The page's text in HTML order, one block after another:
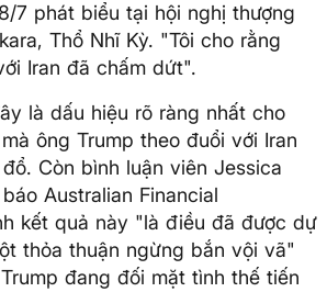
7 phát biểu tại hội nghị thượng
Thổ Nhĩ Kỳ. "Tôi cho rằng
Iran đã chấm dứt".
là dấu hiệu rõ ràng nhất cho
ông Trump theo đuổi với Iran
Còn bình luận viên Jessica
Australian Financial
kết quả này "là điều đã được dự
thỏa thuận ngừng bắn vội vã"
đang đối mặt tình thế tiến